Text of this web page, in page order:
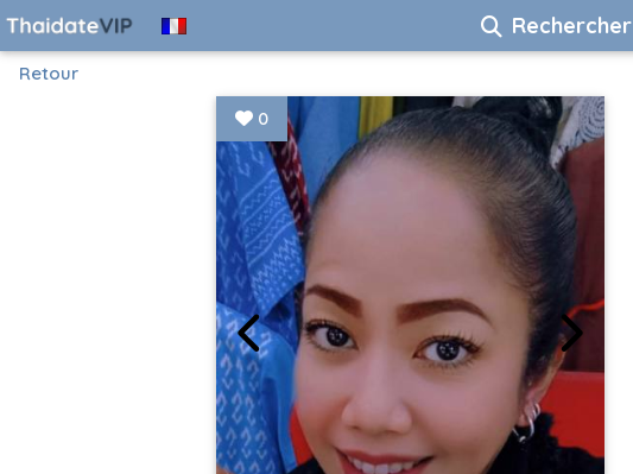
Rechercher
Retour
0